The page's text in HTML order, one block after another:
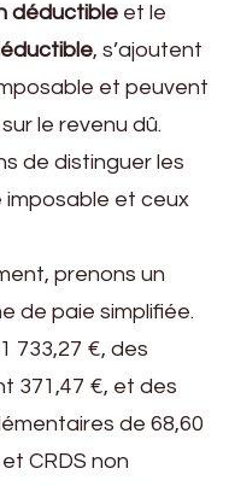
déductible et le
, s’ajoutent
et peuvent
le revenu dû.
de distinguer les
et ceux
prenons un
de paie simplifiée.
733,27 €, des
371,47 €, et des
de 68,60
CRDS non